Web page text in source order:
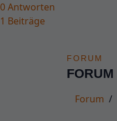
0Antworten
1 Beiträge
FORUM
FORUM
Forum